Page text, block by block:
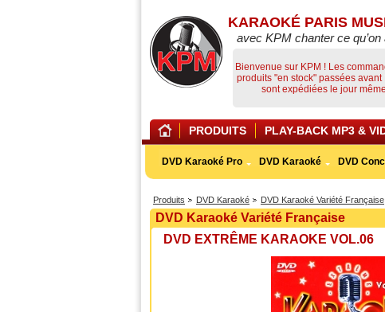
Produits DVD Karaoké DVD Karaoké Variété Française
DVD Karaoké Variété Française
DVD EXTRÊME KARAOKE VOL.06
KARAOKÉ PARIS
avec KPM chanter ce qu’on
Bienvenue sur KPM ! Les
produits "en stock" passées avant
sont expédiées le jour même
PRODUITS PLAY-BACK MP3 &
DVD Karaoké Pro DVD Karaoké DVD